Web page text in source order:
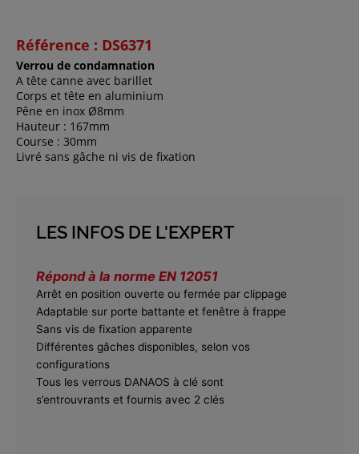
Référence : DS6371
Verrou de condamnation
A tête canne avec barillet
Corps et tête en aluminium
Pêne en inox Ø8mm
Hauteur : 167mm
Course : 30mm
Livré sans gâche ni vis de fixation
LES INFOS DE L'EXPERT
Répond à la norme EN 12051
Arrêt en position ouverte ou fermée par clippage
Adaptable sur porte battante et fenêtre à frappe
Sans vis de fixation apparente
Différentes gâches disponibles, selon vos
configurations
Tous les verrous DANAOS à clé sont
s’entrouvrants et fournis avec 2 clés